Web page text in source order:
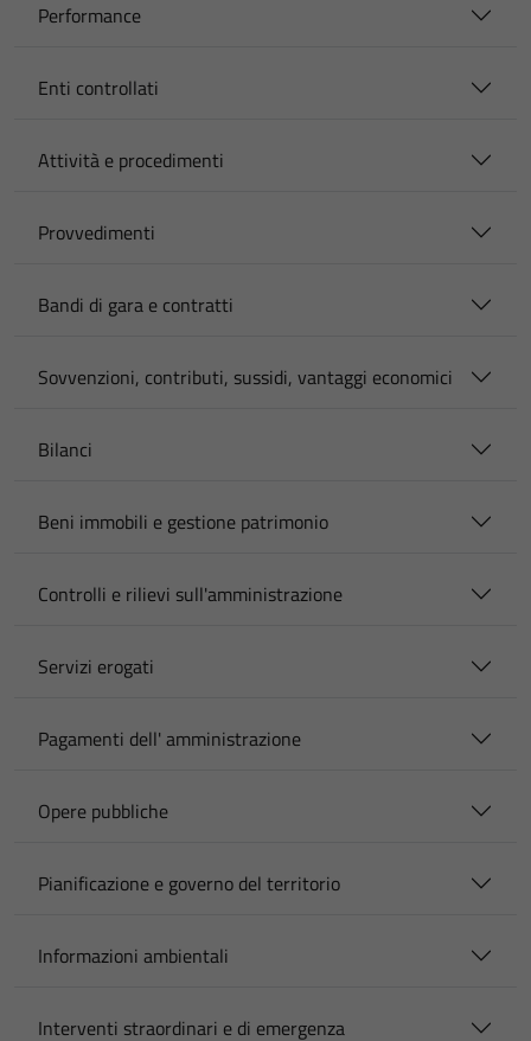
Performance
Enti controllati
Attività e procedimenti
Provvedimenti
Bandi di gara e contratti
Sovvenzioni, contributi, sussidi, vantaggi economici
Bilanci
Beni immobili e gestione patrimonio
Controlli e rilievi sull'amministrazione
Servizi erogati
Pagamenti dell' amministrazione
Opere pubbliche
Pianificazione e governo del territorio
Informazioni ambientali
Interventi straordinari e di emergenza